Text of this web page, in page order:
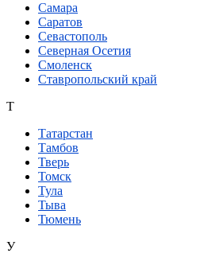
Самара
Саратов
Севастополь
Северная Осетия
Смоленск
Ставропольский край
Т
Татарстан
Тамбов
Тверь
Томск
Тула
Тыва
Тюмень
У